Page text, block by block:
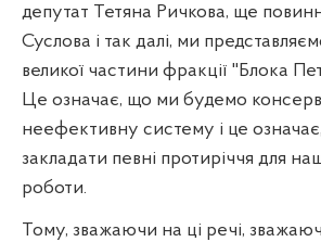
депутат Тетяна Ричкова, ще
Суслова і так далі, ми
великої частини фракції "Блока
Це означає, що ми будемо
неефективну систему і це
закладати певні протиріччя для
роботи.
Тому, зважаючи на ці речі,